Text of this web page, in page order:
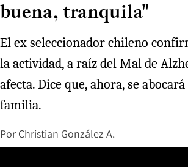
buena, tranquila"
El ex seleccionador chileno
la actividad, a raíz del Mal de
afecta. Dice que, ahora, se
familia.
Por Christian González A.